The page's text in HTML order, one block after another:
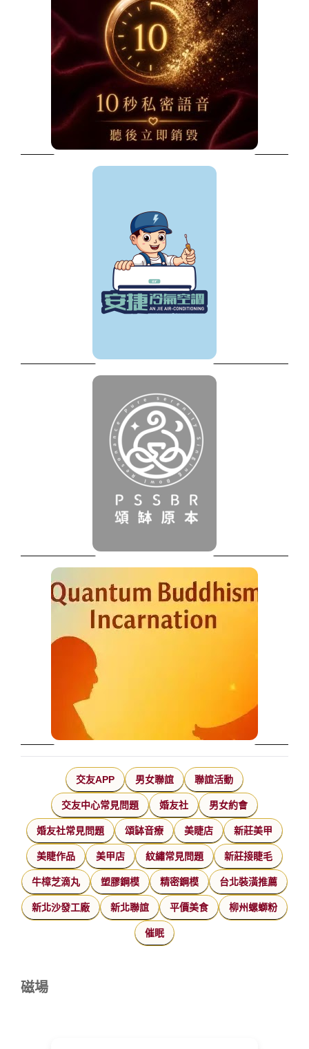
交友APP 男女聯誼 聯誼活動
交友中心常見問題 婚友社 男女約會
婚友社常見問題 頌缽音療 美睫店 新莊美甲
美睫作品 美甲店 紋繡常見問題 新莊接睫毛
牛樟芝滴丸 塑膠鋼模 精密鋼模 台北裝潢推薦
新北沙發工廠 新北聯誼 平價美食 柳州螺螄粉
催眠
磁場